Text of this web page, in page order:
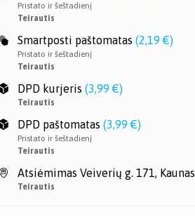
Pristato ir šeštadienį
Teirautis
Smartposti paštomatas (2,19 €)
Pristato ir šeštadienį
Teirautis
DPD kurjeris (3,99 €)
Teirautis
DPD paštomatas (3,99 €)
Pristato ir šeštadienį
Teirautis
Atsiėmimas Veiverių g. 171, Kaunas
Teirautis